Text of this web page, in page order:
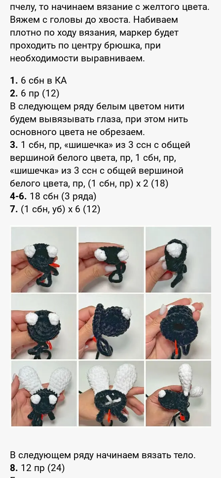
пчелу, то начинаем вязание с желтого цвета.
Вяжем с головы до хвоста. Набиваем
плотно по ходу вязания, маркер будет
проходить по центру брюшка, при
необходимости выравниваем.
1. 6 сбн в КА
2. 6 пр (12)
В следующем ряду белым цветом нити
будем вывязывать глаза, при этом нить
основного цвета не обрезаем.
3. 1 сбн, пр, «шишечка» из 3 ссн с общей
вершиной белого цвета, пр, 1 сбн, пр,
«шишечка» из 3 ссн с общей вершиной
белого цвета, пр, (1 сбн, пр) х 2 (18)
4-6. 18 сбн (3 ряда)
7. (1 сбн, уб) х 6 (12)
В следующем ряду начинаем вязать тело.
8. 12 пр (24)